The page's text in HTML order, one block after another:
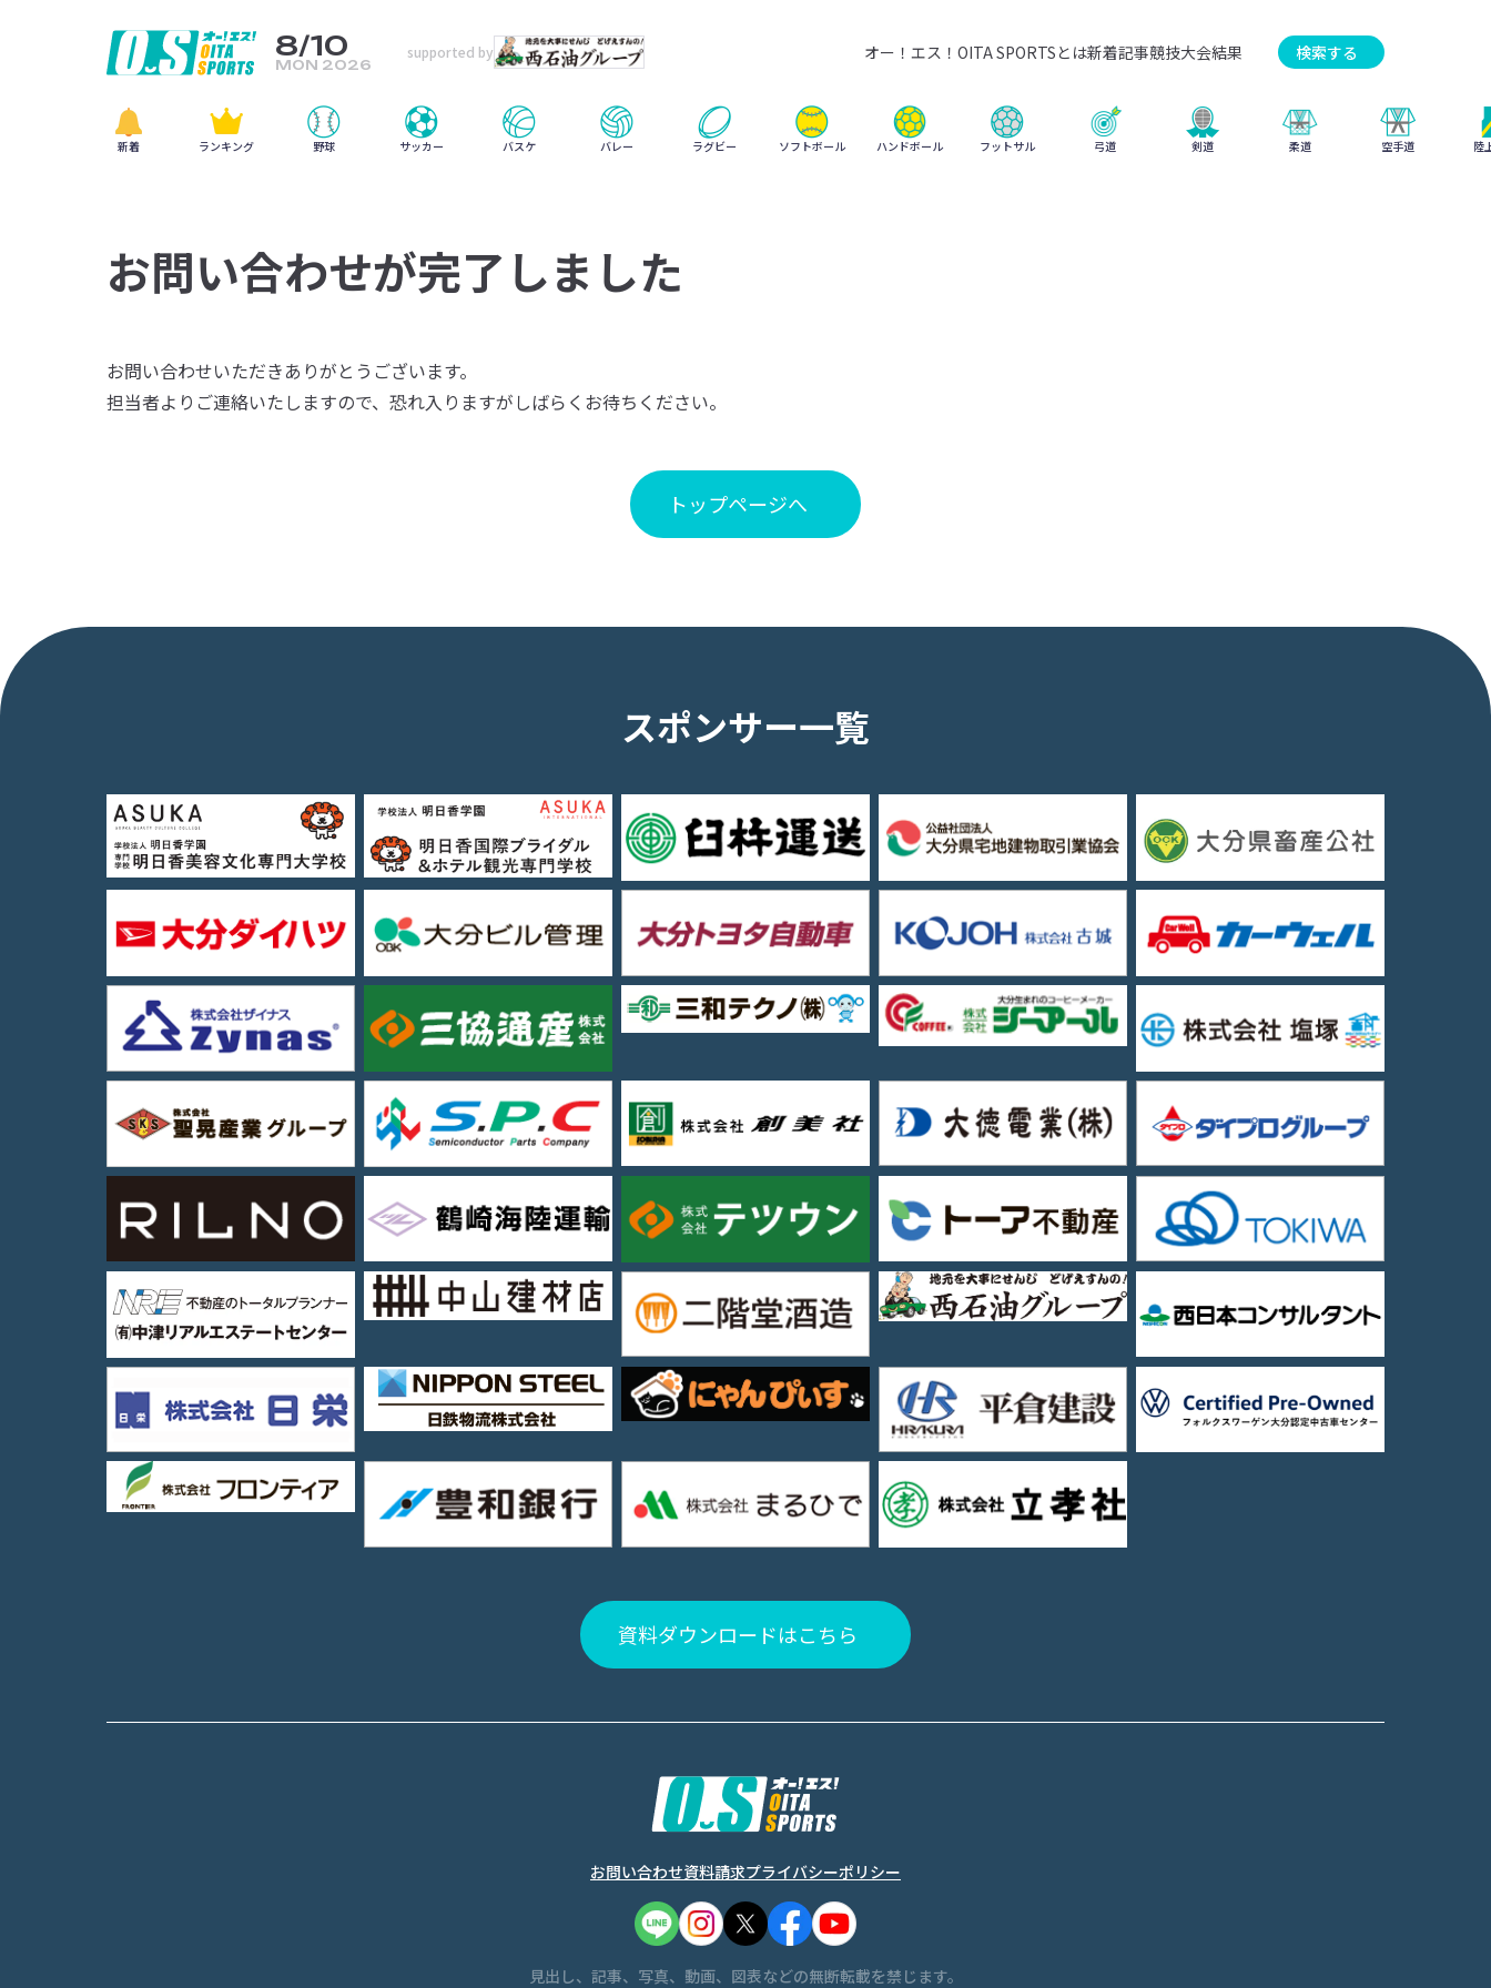
8/10
MON 2026
supported by オー！エス！OITA SPORTSとは新着記事競技大会結果 検索する
新着 ランキング 野球 サッカー バスケ バレー ラグビー ソフトボール ハンドボール フットサル 弓道 剣道 柔道 空手道 陸
お問い合わせが完了しました
お問い合わせいただきありがとうございます。
担当者よりご連絡いたしますので、恐れ入りますがしばらくお待ちください。
トップページへ
スポンサー一覧
資料ダウンロードはこちら
お問い合わせ資料請求プライバシーポリシー
見出し、記事、写真、動画、図表などの無断転載を禁じます。